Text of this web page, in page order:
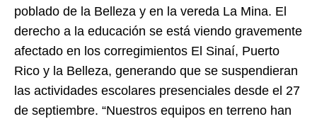
poblado de la Belleza y en la vereda La Mina. El
derecho a la educación se está viendo gravemente
afectado en los corregimientos El Sinaí, Puerto
Rico y la Belleza, generando que se suspendieran
las actividades escolares presenciales desde el 27
de septiembre. “Nuestros equipos en terreno han